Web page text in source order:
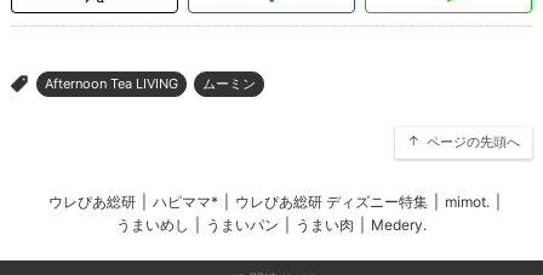
> Afternoon Tea LIVING ムーミン
ページの先頭へ
ウレぴあ総研 ハピママ* ウレぴあ総研 ディズニー特集 mimot.
うまいめし
うまいパン うまい肉 Medery.